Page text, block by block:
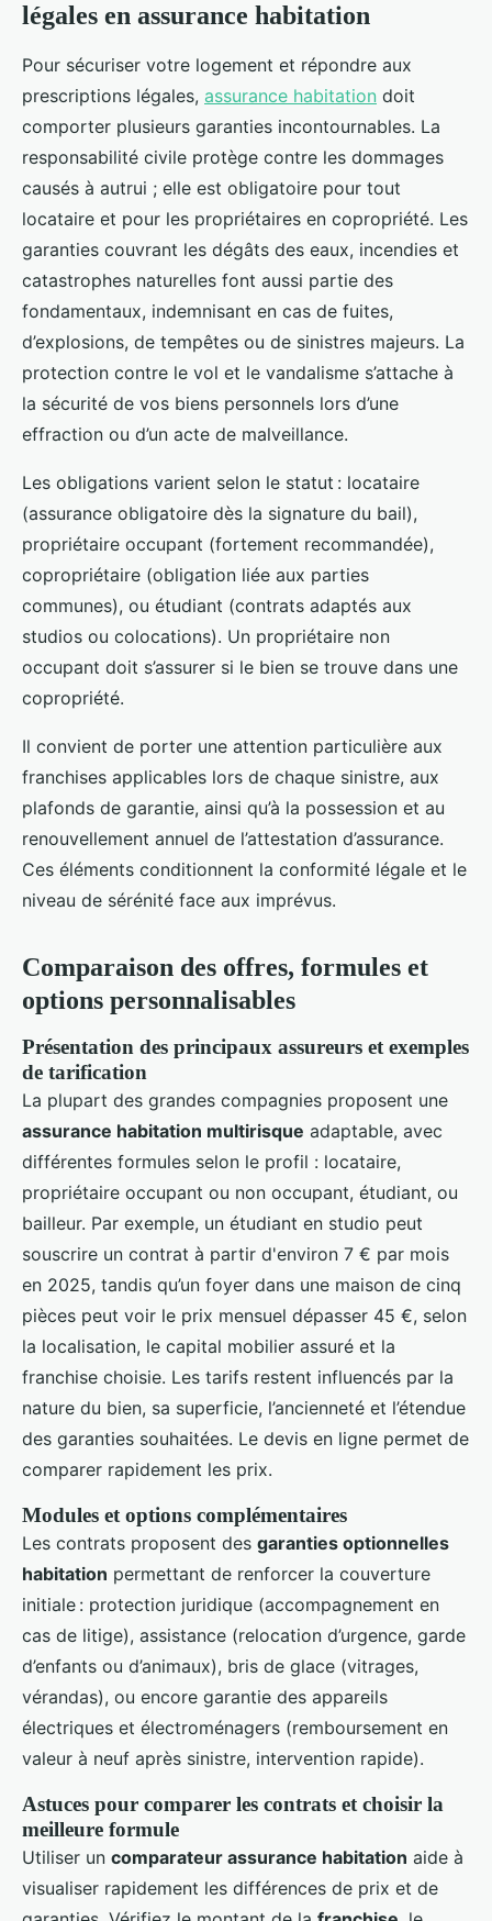
légales en assurance habitation
Pour sécuriser votre logement et répondre aux
prescriptions légales, assurance habitation doit
comporter plusieurs garanties incontournables. La
responsabilité civile protège contre les dommages
causés à autrui ; elle est obligatoire pour tout
locataire et pour les propriétaires en copropriété. Les
garanties couvrant les dégâts des eaux, incendies et
catastrophes naturelles font aussi partie des
fondamentaux, indemnisant en cas de fuites,
d’explosions, de tempêtes ou de sinistres majeurs. La
protection contre le vol et le vandalisme s’attache à
la sécurité de vos biens personnels lors d’une
effraction ou d’un acte de malveillance.
Les obligations varient selon le statut : locataire
(assurance obligatoire dès la signature du bail),
propriétaire occupant (fortement recommandée),
copropriétaire (obligation liée aux parties
communes), ou étudiant (contrats adaptés aux
studios ou colocations). Un propriétaire non
occupant doit s’assurer si le bien se trouve dans une
copropriété.
Il convient de porter une attention particulière aux
franchises applicables lors de chaque sinistre, aux
plafonds de garantie, ainsi qu’à la possession et au
renouvellement annuel de l’attestation d’assurance.
Ces éléments conditionnent la conformité légale et le
niveau de sérénité face aux imprévus.
Comparaison des offres, formules et
options personnalisables
Présentation des principaux assureurs et exemples
de tarification
La plupart des grandes compagnies proposent une
assurance habitation multirisque adaptable, avec
différentes formules selon le profil : locataire,
propriétaire occupant ou non occupant, étudiant, ou
bailleur. Par exemple, un étudiant en studio peut
souscrire un contrat à partir d'environ 7 € par mois
en 2025, tandis qu’un foyer dans une maison de cinq
pièces peut voir le prix mensuel dépasser 45 €, selon
la localisation, le capital mobilier assuré et la
franchise choisie. Les tarifs restent influencés par la
nature du bien, sa superficie, l’ancienneté et l’étendue
des garanties souhaitées. Le devis en ligne permet de
comparer rapidement les prix.
Modules et options complémentaires
Les contrats proposent des garanties optionnelles
habitation permettant de renforcer la couverture
initiale : protection juridique (accompagnement en
cas de litige), assistance (relocation d’urgence, garde
d’enfants ou d’animaux), bris de glace (vitrages,
vérandas), ou encore garantie des appareils
électriques et électroménagers (remboursement en
valeur à neuf après sinistre, intervention rapide).
Astuces pour comparer les contrats et choisir la
meilleure formule
Utiliser un comparateur assurance habitation aide à
visualiser rapidement les différences de prix et de